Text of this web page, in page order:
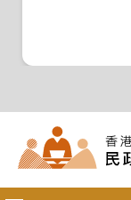
系统操作，本署的
问，应与本署职
询热线 18222 查
二零一九年七月二
二零一七年四月二
二零一七年四月五